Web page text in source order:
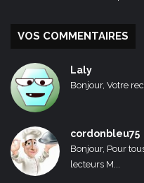
VOS COMMENTAIRES
Laly
Bonjour, Votre
cordonbleu75
Bonjour, Pour
lecteurs M...